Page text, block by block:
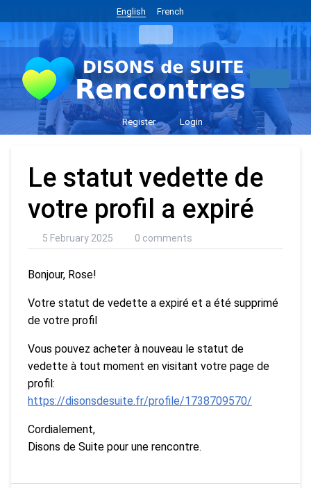
English French
Register Login
Le statut vedette de
votre profil a expiré
5 February 2025 0 comments
Bonjour, Rose!
Votre statut de vedette a expiré et a été supprimé
de votre profil
Vous pouvez acheter à nouveau le statut de
vedette à tout moment en visitant votre page de
profil:
https://disonsdesuite.fr/profile/1738709570/
Cordialement,
Disons de Suite pour une rencontre.